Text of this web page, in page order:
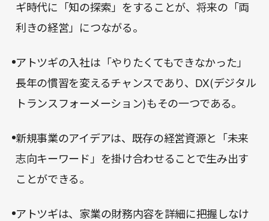
ギ時代に「知の探索」をすることが、将来の「両
利きの経営」につながる。
アトツギの入社は「やりたくてもできなかった」
長年の慣習を変えるチャンスであり、DX(デジタル
トランスフォーメーション)もその一つである。
新規事業のアイデアは、既存の経営資源と「未来
志向キーワード」を掛け合わせることで生み出す
ことができる。
アトツギは、家業の財務内容を詳細に把握しなけ